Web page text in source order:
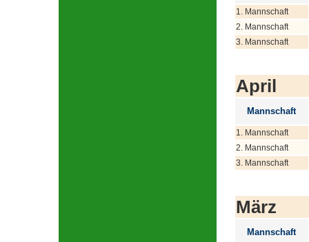
1. Mannschaft
2. Mannschaft
3. Mannschaft
April
Mannschaft
1. Mannschaft
2. Mannschaft
3. Mannschaft
März
Mannschaft